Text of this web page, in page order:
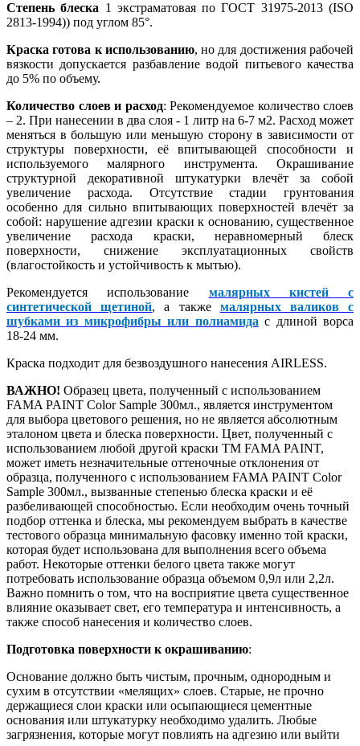
Степень блеска 1 экстраматовая по ГОСТ 31975-2013 (ISO
2813-1994)) под углом 85°.
Краска готова к использованию, но для достижения рабочей
вязкости допускается разбавление водой питьевого качества
до 5% по объему.
Количество слоев и расход: Рекомендуемое количество слоев
– 2. При нанесении в два слоя - 1 литр на 6-7 м2. Расход может
меняться в большую или меньшую сторону в зависимости от
структуры поверхности, её впитывающей способности и
используемого малярного инструмента. Окрашивание
структурной декоративной штукатурки влечёт за собой
увеличение расхода. Отсутствие стадии грунтования
особенно для сильно впитывающих поверхностей влечёт за
собой: нарушение адгезии краски к основанию, существенное
увеличение расхода краски, неравномерный блеск
поверхности, снижение эксплуатационных свойств
(влагостойкость и устойчивость к мытью).
Рекомендуется использование малярных кистей с
синтетической щетиной, а также малярных валиков с
шубками из микрофибры или полиамида с длиной ворса
18-24 мм.
Краска подходит для безвоздушного нанесения AIRLESS.
ВАЖНО! Образец цвета, полученный с использованием
FAMA PAINT Color Sample 300мл., является инструментом
для выбора цветового решения, но не является абсолютным
эталоном цвета и блеска поверхности. Цвет, полученный с
использованием любой другой краски ТМ FAMA PAINT,
может иметь незначительные оттеночные отклонения от
образца, полученного с использованием FAMA PAINT Color
Sample 300мл., вызванные степенью блеска краски и её
разбеливающей способностью. Если необходим очень точный
подбор оттенка и блеска, мы рекомендуем выбрать в качестве
тестового образца минимальную фасовку именно той краски,
которая будет использована для выполнения всего объема
работ. Некоторые оттенки белого цвета также могут
потребовать использование образца объемом 0,9л или 2,2л.
Важно помнить о том, что на восприятие цвета существенное
влияние оказывает свет, его температура и интенсивность, а
также способ нанесения и количество слоев.
Подготовка поверхности к окрашиванию:
Основание должно быть чистым, прочным, однородным и
сухим в отсутствии «мелящих» слоев. Старые, не прочно
держащиеся слои краски или осыпающиеся цементные
основания или штукатурку необходимо удалить. Любые
загрязнения, которые могут повлиять на адгезию или выйти